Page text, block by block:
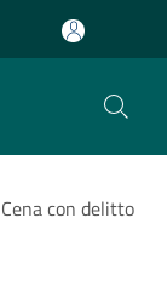
Cena con delitto